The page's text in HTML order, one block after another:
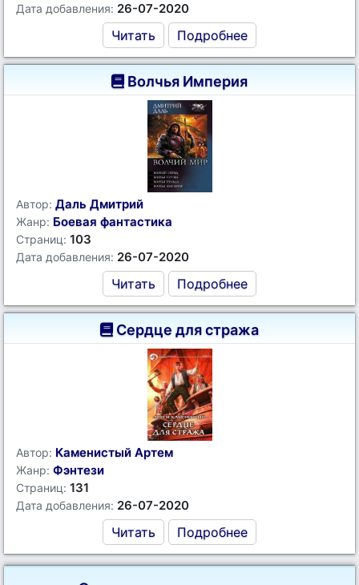
Дата добавления: 26-07-2020
Читать Подробнее
Волчья Империя
Автор: Даль Дмитрий
Жанр: Боевая фантастика
Страниц: 103
Дата добавления: 26-07-2020
Читать Подробнее
Сердце для стража
Автор: Каменистый Артем
Жанр: Фэнтези
Страниц: 131
Дата добавления: 26-07-2020
Читать Подробнее